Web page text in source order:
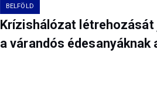
BELFÖLD
Krízishálózat
a várandós édesanyáknak